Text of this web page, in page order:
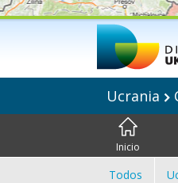
Ucrania
Inicio
Todos